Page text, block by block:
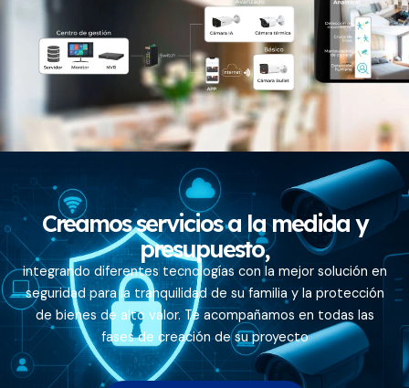
Creamos servicios a la medida y
presupuesto,
integrando diferentes tecnologías con la mejor solución en
seguridad para la tranquilidad de su familia y la protección
de bienes de alto valor. Te acompañamos en todas las
fases de creación de su proyecto